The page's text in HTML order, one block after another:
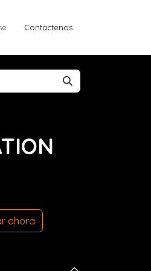
Noticias
Contáctenos
ahora